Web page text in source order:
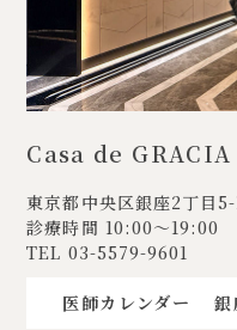
Casa de
東京都中央区銀座2丁目
診療時間 10:00〜19:00
TEL 03-5579-9601
医師カレンダー 銀